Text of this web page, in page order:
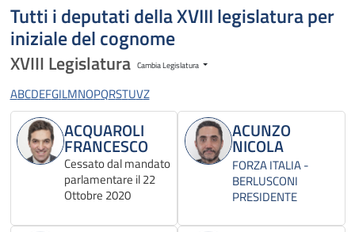
Tutti i deputati della XVIII legislatura per
iniziale del cognome
XVIII Legislatura Cambia Legislatura
ABCDEFGILMNOPQRSTUVZ
ACQUAROLI
FRANCESCO
Cessato dal mandato
parlamentare il 22
Ottobre 2020
ACUNZO
NICOLA
FORZA ITALIA -
BERLUSCONI
PRESIDENTE